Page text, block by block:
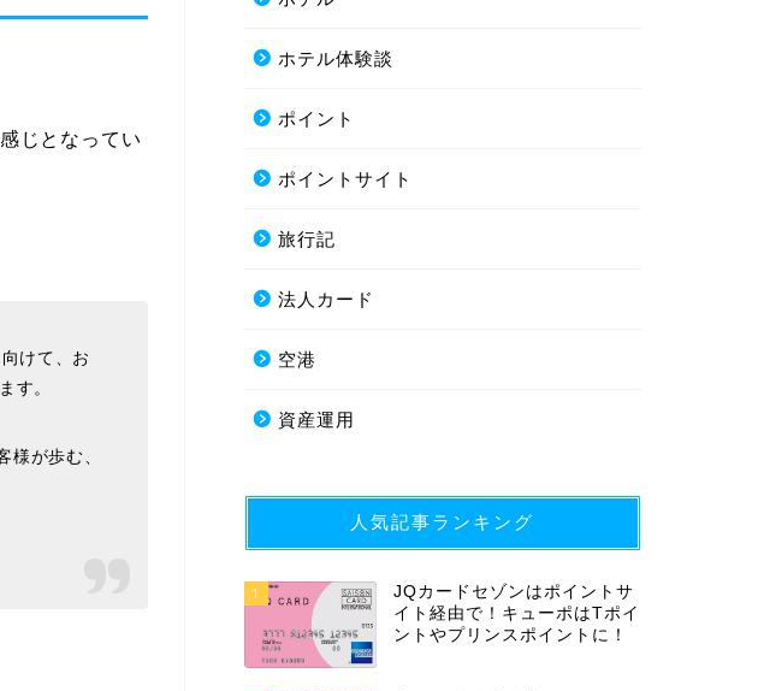
じとなってい
けて、お
す。
が歩む、
ホテル体験談
ポイント
ポイントサイト
旅行記
法人カード
空港
資産運用
人気記事ランキング
1
JQカードセゾンはポイントサ
イト経由で！キューポはTポイ
ントやプリンスポイントに！